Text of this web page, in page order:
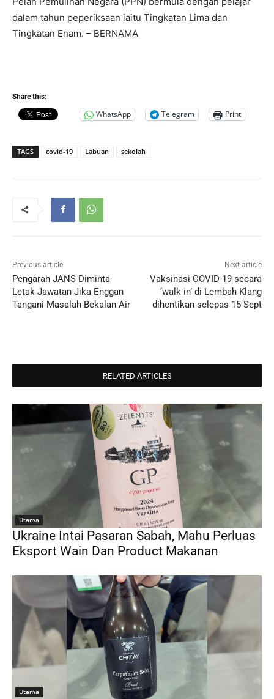
dalam tahun peperiksaan iaitu Tingkatan Lima dan
Tingkatan Enam. – BERNAMA
Share this:
WhatsApp Telegram Print
TAGS covid-19 Labuan sekolah
Previous article
Pengarah JANS Diminta
Letak Jawatan Jika Enggan
Tangani Masalah Bekalan Air
Next article
Vaksinasi COVID-19 secara
‘walk-in’ di Lembah Klang
dihentikan selepas 15 Sept
RELATED ARTICLES
Utama
Ukraine Intai Pasaran Sabah, Mahu Perluas
Eksport Wain Dan Product Makanan
Utama